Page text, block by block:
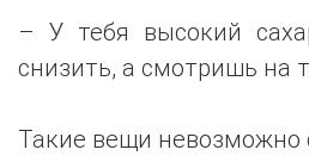
– У тебя высокий
снизить, а смотришь на
Такие вещи невозможно